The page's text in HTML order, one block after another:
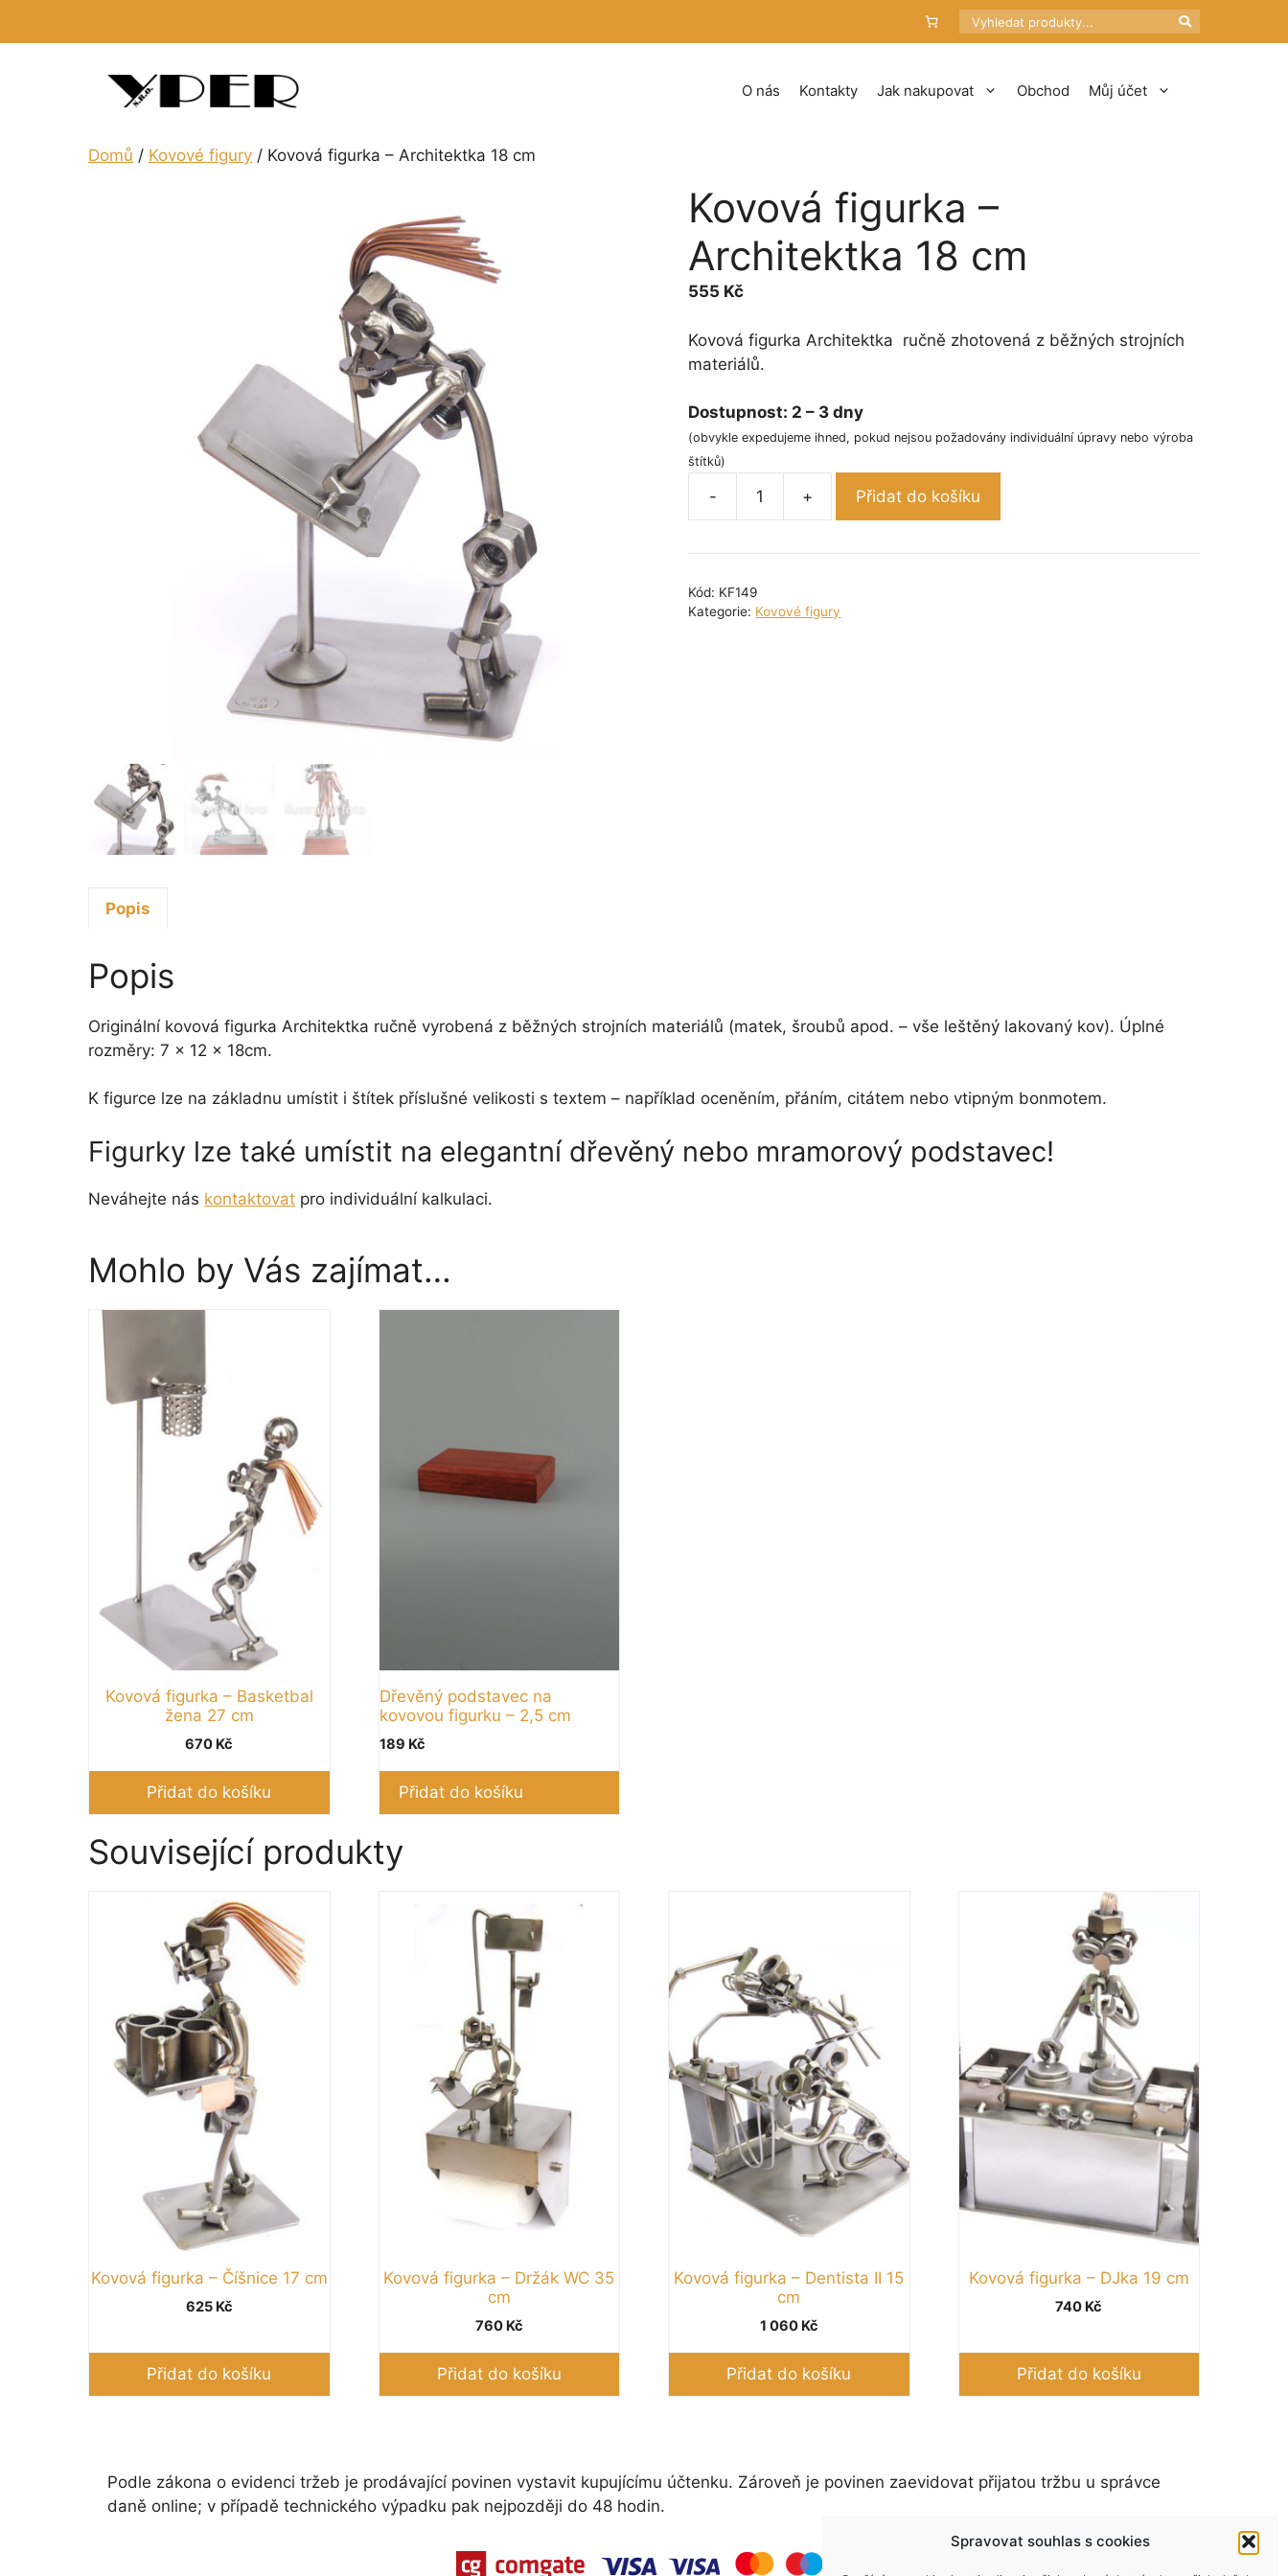
Spravovat souhlas s cookies
Hledat
O nás Kontakty Jak nakupovat Obchod Můj účet
Domů / Kovové figury / Kovová figurka – Architektka 18 cm
Kovová figurka –
Architektka 18 cm
555 Kč
Kovová figurka Architektka ručně zhotovená z běžných strojních
materiálů.
Dostupnost: 2 – 3 dny
(obvykle expedujeme ihned, pokud nejsou požadovány individuální úpravy nebo výroba
štítků)
-
-
18
+ Přidat do košíku
Kód: KF149
Kategorie: Kovové figury
Popis
Popis
Originální kovová figurka Architektka ručně vyrobená z běžných strojních materiálů (matek, šroubů apod. – vše leštěný lakovaný kov). Úplné
rozměry: 7 x 12 x 18cm.
K figurce lze na základnu umístit i štítek příslušné velikosti s textem – například oceněním, přáním, citátem nebo vtipným bonmotem.
Figurky lze také umístit na elegantní dřevěný nebo mramorový podstavec!
Neváhejte nás kontaktovat pro individuální kalkulaci.
Mohlo by Vás zajímat…
Kovová figurka – Basketbal
žena 27 cm
670 Kč
Přidat do košíku
Dřevěný podstavec na
kovovou figurku – 2,5 cm
189 Kč
Přidat do košíku
Související produkty
Kovová figurka – Číšnice 17 cm
625 Kč
Přidat do košíku
Kovová figurka – Držák WC 35
cm
760 Kč
Přidat do košíku
Kovová figurka – Dentista II 15
cm
1 060 Kč
Přidat do košíku
Kovová figurka – DJka 19 cm
740 Kč
Přidat do košíku
Podle zákona o evidenci tržeb je prodávající povinen vystavit kupujícímu účtenku. Zároveň je povinen zaevidovat přijatou tržbu u správce
daně online; v případě technického výpadku pak nejpozději do 48 hodin.